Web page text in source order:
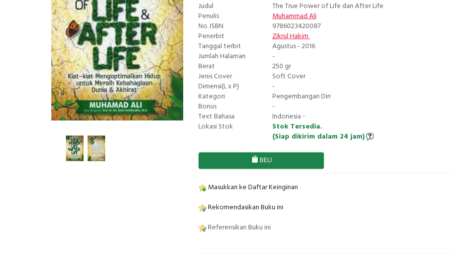
Judul
The True Power of Life dan After Life
Penulis
Muhammad Ali
No. ISBN
9786023420087
Penerbit
Zikrul Hakim
Tanggal terbit
Agustus - 2016
Jumlah Halaman
-
Berat
250 gr
Jenis Cover
Soft Cover
Dimensi(L x P)
-
Kategori
Pengembangan Diri
Bonus
-
Text Bahasa
Indonesia ··
Lokasi Stok
Stok Tersedia.
(Siap dikirim dalam 24 jam)
BELI
Masukkan ke Daftar Keinginan
Rekomendasikan Buku ini
Referensikan Buku ini